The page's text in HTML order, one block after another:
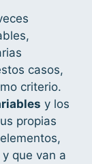
casos,
criterio.
y los
propias
que van a